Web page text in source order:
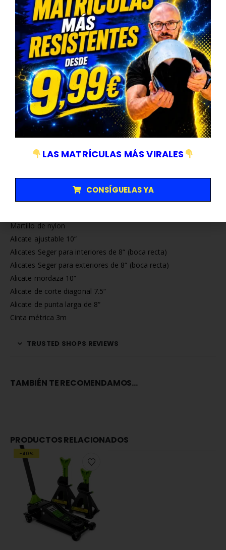
Ref: 14297 MÓDULO EVA DE 25 LLAVES COMBINADAS
Módulo de llaves acodadas de 6x7mm a 18x19mm +
20x22mm.
Módulo de llaves combinadas de 6 a 22mm.
Ref :14298 MÓDULO EVA DE DESTORNILLADORES Y LLAVES
HEGAXONALES
Destornilladores: 2x38mm, 6x38mm, PH0x75, PH1 x 100, PH2
x 100, PH3 x 150,
PH4 x 200, SL3 x 100, 5 x 75mm, 6x100mm, 8x150mm, SL10
set de 9 llaves torx en forma de L.
Ref: 14299 MÓDULO EVA DE MARTILLOS Y ALICATES
Martillo de nylon
Alicate ajustable 10“
Alicates Seger para interiores de 8“ (boca recta)
Alicates Seger para exteriores de 8“ (boca recta)
Alicate mordaza 10“
Alicate de corte diagonal 7.5“
Alicate de punta larga de 8“
Cinta métrica 3m
TRUSTED SHOPS REVIEWS
TAMBIÉN TE RECOMENDAMOS…
PRODUCTOS RELACIONADOS
-40%
LAS MATRÍCULAS MÁS VIRALES
CONSÍGUELAS YA